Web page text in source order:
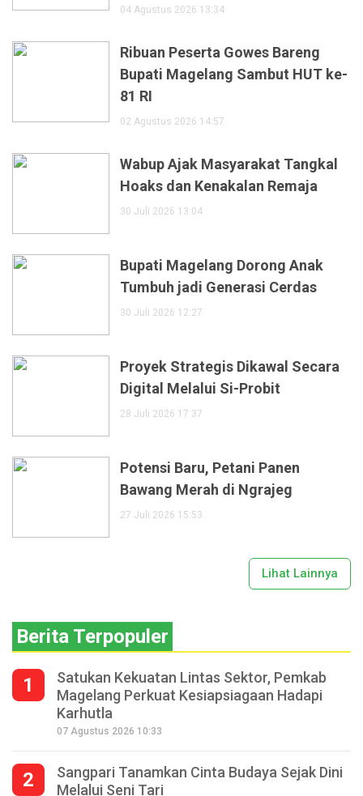
04 Agustus 2026 13:34
Ribuan Peserta Gowes Bareng
Bupati Magelang Sambut HUT ke-
81 RI
02 Agustus 2026 14:57
Wabup Ajak Masyarakat Tangkal
Hoaks dan Kenakalan Remaja
30 Juli 2026 13:04
Bupati Magelang Dorong Anak
Tumbuh jadi Generasi Cerdas
30 Juli 2026 12:27
Proyek Strategis Dikawal Secara
Digital Melalui Si-Probit
28 Juli 2026 17:37
Potensi Baru, Petani Panen
Bawang Merah di Ngrajeg
27 Juli 2026 15:53
Lihat Lainnya
Berita Terpopuler
1
Satukan Kekuatan Lintas Sektor, Pemkab
Magelang Perkuat Kesiapsiagaan Hadapi
Karhutla
07 Agustus 2026 10:33
2
Sangpari Tanamkan Cinta Budaya Sejak Dini
Melalui Seni Tari